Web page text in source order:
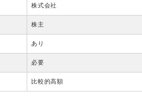
株式会社
株主
あり
必要
比較的高額